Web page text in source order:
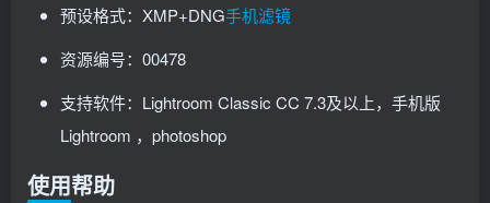
预设格式：XMP+DNG手机滤镜
资源编号：00478
支持软件：Lightroom Classic CC 7.3及以上，手机版
Lightroom ，photoshop
使用帮助